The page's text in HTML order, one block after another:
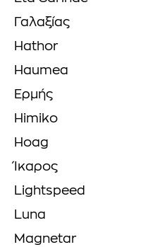
Γαλαξίας
Hathor
Haumea
Ερμής
Himiko
Hoag
Ίκαρος
Lightspeed
Luna
Magnetar